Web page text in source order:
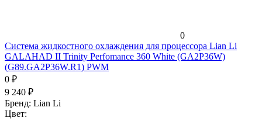
0
Система жидкостного охлаждения для процессора Lian Li
GALAHAD II Trinity Perfomance 360 White (GA2P36W)
(G89.GA2P36W.R1) PWM
0 ₽
9 240 ₽
Бренд: Lian Li
Цвет: